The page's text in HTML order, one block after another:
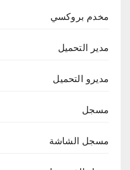
مخدم بروكسي
مدير التحميل
مديرو التحميل
مسجل
مسجل الشاشة